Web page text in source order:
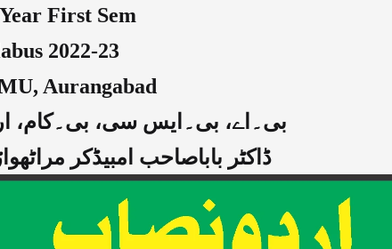
First Sem
2022-23
Aurangabad
بی۔اے، بی۔ایس سی، بی۔کام، اردو
ڈاکٹر باباصاحب امبیڈکر